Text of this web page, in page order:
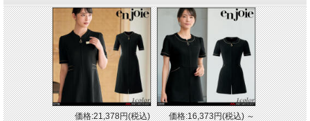
価格:21,378円(税込) 価格:16,373円(税込)～